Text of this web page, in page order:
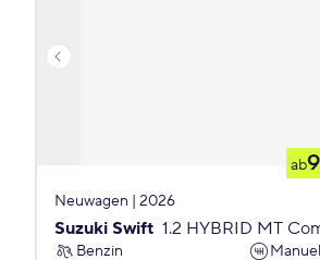
ab
Neuwagen | 2026
Suzuki Swift 1.2 HYBRID MT
Benzin